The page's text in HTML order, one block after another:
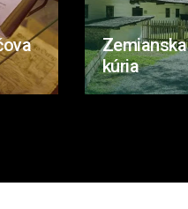
Zemianska
kúria